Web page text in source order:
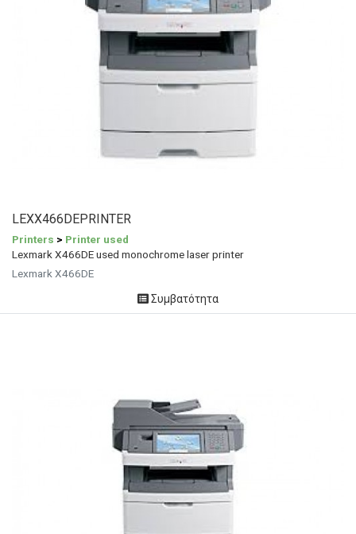
LEXX466DΕPRINTER
Printers > Printer used
Lexmark X466DE used monochrome laser printer
Lexmark X466DE
Συμβατότητα